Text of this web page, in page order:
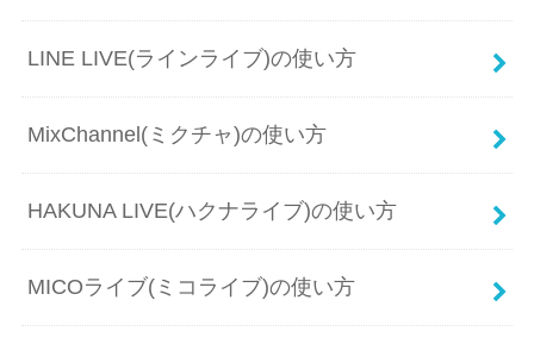
LINE LIVE(ラインライブ)の使い方
MixChannel(ミクチャ)の使い方
HAKUNA LIVE(ハクナライブ)の使い方
MICOライブ(ミコライブ)の使い方